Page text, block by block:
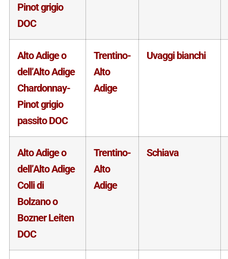
Pinot grigio
DOC
Alto Adige o
dell’Alto Adige
Chardonnay-
Pinot grigio
passito DOC
Trentino-
Alto
Adige
Uvaggi bianchi
Alto Adige o
dell’Alto Adige
Colli di
Bolzano o
Bozner Leiten
DOC
Trentino-
Alto
Adige
Schiava